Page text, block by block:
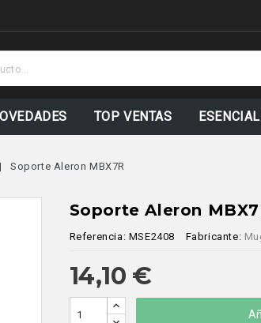
TOP VENTAS
Soporte Aleron MBX7R
Soporte Aleron
Referencia: MSE2408 Fabricante:
14,10 €